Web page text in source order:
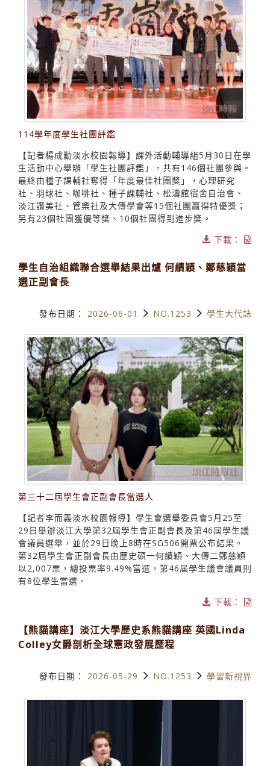
114學年度學生社團評鑑
【記者楊成勤淡水校園報導】課外活動輔導組5月30日在學
生活動中心舉辦「學生社團評鑑」，共有146個社團參與。
最終由種子課輔社奪得「年度最佳社團獎」，心理研究
社、羽球社、咖啡社、種子課輔社、松濤館宿舍自治會、
淡江讚美社、管樂社及大傳學會等15個社團贏得特優獎；
另有23個社團獲優等獎、10個社團得到進步獎。
下載：
學生自治組織聯合選舉結果出爐 何績穎、鄭慈穎當
選正副會長
發布日期： 2026-06-01 NO.1253 學生大代誌
第三十二屆學生會正副會長當選人
【記者李而義淡水校園報導】學生會選舉委員會5月25至
29日舉辦淡江大學第32屆學生會正副會長及第46屆學生議
會議員選舉，並於29日晚上8時在SG506開票公布結果。
第32屆學生會正副會長由歷史碩一何績穎、大傳二鄭慈穎
以2,007票，總投票率9.49%當選，第46屆學生議會議員則
有8位學生當選。
下載：
【熊貓講座】淡江大學歷史系熊貓講座 英國Linda
Colley女爵剖析全球憲政發展歷程
發布日期： 2026-05-29 NO.1253 學習新視界